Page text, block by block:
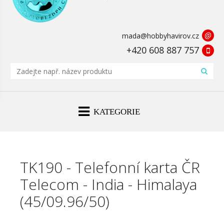
mada@hobbyhavirov.cz @
+420 608 887 757
KATEGORIE
TK190 - Telefonní karta ČR
Telecom - India - Himalaya
(45/09.96/50)